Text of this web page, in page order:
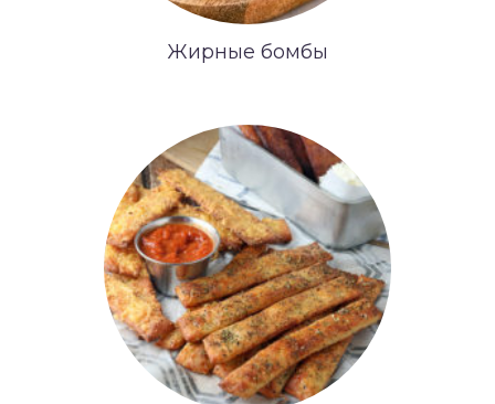
Жирные бомбы